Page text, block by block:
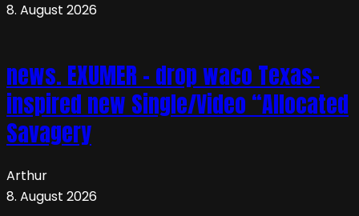
8. August 2026
news. EXUMER – drop waco Texas-
inspired new Single/Video “Allocated
Savagery
Arthur
8. August 2026